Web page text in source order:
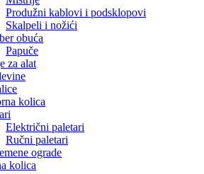
Produžni kablovi i podsklopovi
Skalpeli i nožići
obuća
Papuče
za alat
kolica
Električni paletari
Ručni paletari
ograde
kolica